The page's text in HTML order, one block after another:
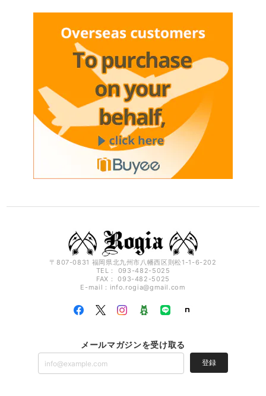
〒807-0831 福岡県北九州市八幡西区則松1-1-6-202
TEL： 093-482-5025
FAX： 093-482-5025
E-mail： info.rogia@gmail.com
メールマガジンを受け取る
登録